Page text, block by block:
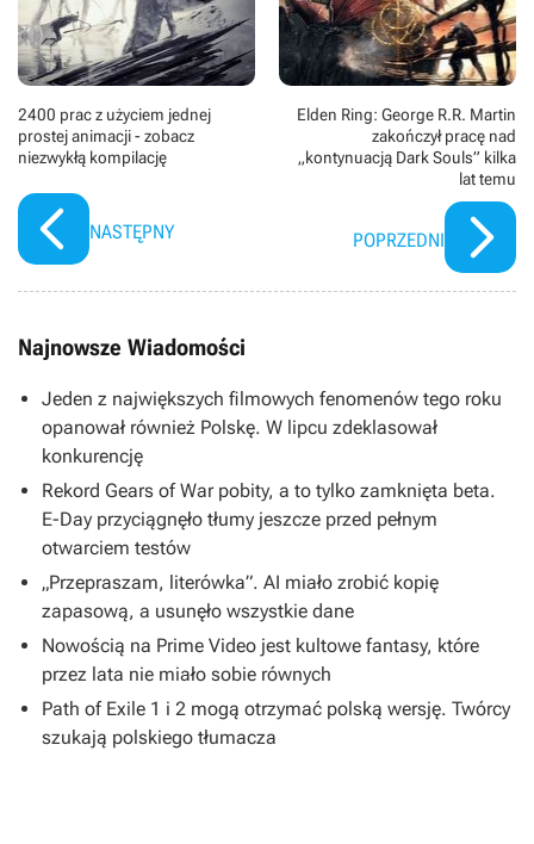
2400 prac z użyciem jednej
prostej animacji - zobacz
niezwykłą kompilację
NASTĘPNY
Elden Ring: George R.R. Martin
zakończył pracę nad
„kontynuacją Dark Souls” kilka
lat temu
POPRZEDNI
Najnowsze Wiadomości
Jeden z największych filmowych fenomenów tego roku
opanował również Polskę. W lipcu zdeklasował
konkurencję
Rekord Gears of War pobity, a to tylko zamknięta beta.
E-Day przyciągnęło tłumy jeszcze przed pełnym
otwarciem testów
„Przepraszam, literówka”. AI miało zrobić kopię
zapasową, a usunęło wszystkie dane
Nowością na Prime Video jest kultowe fantasy, które
przez lata nie miało sobie równych
Path of Exile 1 i 2 mogą otrzymać polską wersję. Twórcy
szukają polskiego tłumacza